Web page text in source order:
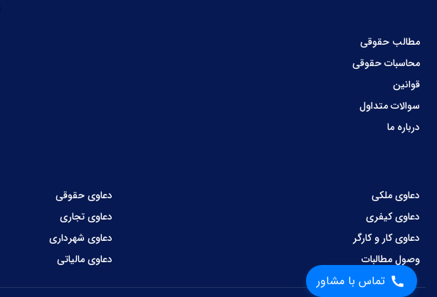
تماس با مشاور
مطالب حقوقی
محاسبات حقوقی
قوانین
سوالات متداول
درباره ما
دعاوی ملکی دعاوی حقوقی
دعاوی کیفری
دعاوی تجاری
دعاوی کار و کارگر
دعاوی شهرداری
وصول مطالبات
دعاوی مالیاتی